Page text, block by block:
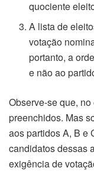
quociente
A lista de
votação
portanto, a
e não ao
Observe-se que,
preenchidos. Mas
aos partidos A, B e
candidatos dessas
exigência de